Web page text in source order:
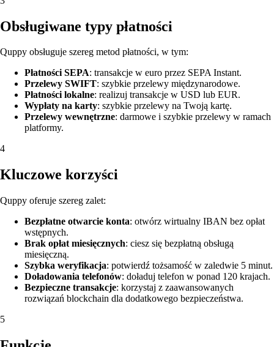
Obsługiwane typy płatności
Quppy obsługuje szereg metod płatności, w tym:
Płatności SEPA: transakcje w euro przez SEPA Instant.
Przelewy SWIFT: szybkie przelewy międzynarodowe.
Płatności lokalne: realizuj transakcje w USD lub EUR.
Wypłaty na karty: szybkie przelewy na Twoją kartę.
Przelewy wewnętrzne: darmowe i szybkie przelewy w ramach
platformy.
4
Kluczowe korzyści
Quppy oferuje szereg zalet:
Bezpłatne otwarcie konta: otwórz wirtualny IBAN bez opłat
wstępnych.
Brak opłat miesięcznych: ciesz się bezpłatną obsługą
miesięczną.
Szybka weryfikacja: potwierdź tożsamość w zaledwie 5 minut.
Doładowania telefonów: doładuj telefon w ponad 120 krajach.
Bezpieczne transakcje: korzystaj z zaawansowanych
rozwiązań blockchain dla dodatkowego bezpieczeństwa.
5